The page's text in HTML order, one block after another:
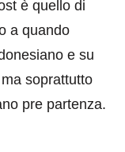
è quello di
a quando
e su
soprattutto
pre partenza.